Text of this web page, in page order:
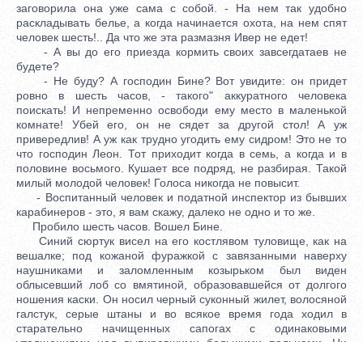
заговорила она уже сама с собой. - На нем так удобно
раскладывать белье, а когда начинается охота, на нем спят
человек шесть!.. Да что же эта размазня Ивер не едет!
- А вы до его приезда кормить своих завсегдатаев не
будете?
- Не буду? А господин Бине? Вот увидите: он придет
ровно в шесть часов, - такого" аккуратного человека
поискать! И непременно освободи ему место в маленькой
комнате! Убей его, он не сядет за другой стол! А уж
привередлив! А уж как трудно угодить ему сидром! Это не то
что господин Леон. Тот приходит когда в семь, а когда и в
половине восьмого. Кушает все подряд, не разбирая. Такой
милый молодой человек! Голоса никогда не повысит.
- Воспитанный человек и податной инспектор из бывших
карабинеров - это, я вам скажу, далеко не одно и то же.
Пробило шесть часов. Вошел Бине.
Синий сюртук висел на его костлявом туловище, как на
вешалке; под кожаной фуражкой с завязанными наверху
наушниками и заломленным козырьком был виден
облысевший лоб со вмятиной, образовавшейся от долгого
ношения каски. Он носил черный суконный жилет, волосяной
галстук, серые штаны и во всякое время года ходил в
старательно начищенных сапогах с одинаковыми